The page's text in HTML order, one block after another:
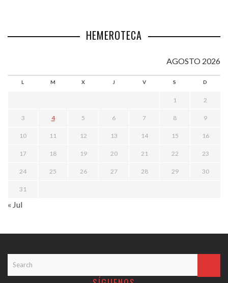
HEMEROTECA
AGOSTO 2026
L M X J V S D
1 2
3 4 5 6 7 8 9
10 11 12 13 14 15 16
17 18 19 20 21 22 23
24 25 26 27 28 29 30
31
« Jul